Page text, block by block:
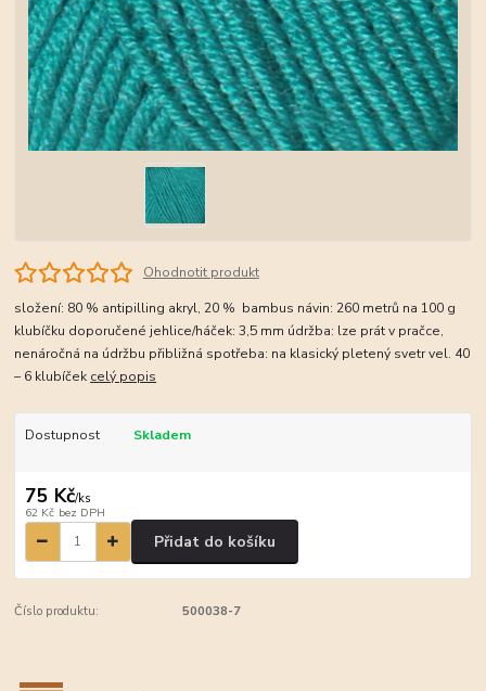
Ohodnotit produkt
složení: 80 % antipilling akryl, 20 % bambus návin: 260 metrů na 100 g
klubíčku doporučené jehlice/háček: 3,5 mm údržba: lze prát v pračce,
nenáročná na údržbu přibližná spotřeba: na klasický pletený svetr vel. 40
– 6 klubíček celý popis
Dostupnost Skladem
75 Kč/ks
62 Kč bez DPH
Přidat do košíku
Číslo produktu: 500038-7